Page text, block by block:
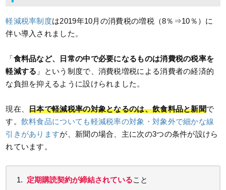
軽減税率制度は2019年10月の消費税の増税（8％⇒10％）に
伴い導入されました。
「 食料品など、日常の中で必要になるものは消費税の税率を
軽減する 」という制度で、消費税増税による消費者の経済的
な負担を抑えるように設けられました。
現在、日本で軽減税率の対象となるのは、飲食料品と新聞で
す。 飲料食品についても軽減税率の対象・対象外で細かな線
引きがありますが、新聞の場合、主に次の3つの条件が設けら
れています。
定期購読契約が締結されていること